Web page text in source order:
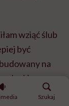
Szukaj
wziąć ślub
być
na
Jankiem
mijającymi